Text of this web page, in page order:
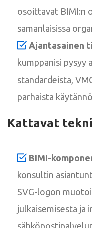
osoittavat BIMI:n
samanlaisissa
Ajantasainen
kumppanisi pysyy
standardeista,
parhaista
Kattavat
BIMI-
konsultin
SVG-logon
julkaisemisesta ja